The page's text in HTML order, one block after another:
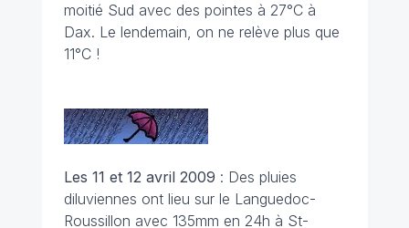
moitié Sud avec des pointes à 27°C à
Dax. Le lendemain, on ne relève plus que
11°C !
Les 11 et 12 avril 2009 : Des pluies
diluviennes ont lieu sur le Languedoc-
Roussillon avec 135mm en 24h à St-